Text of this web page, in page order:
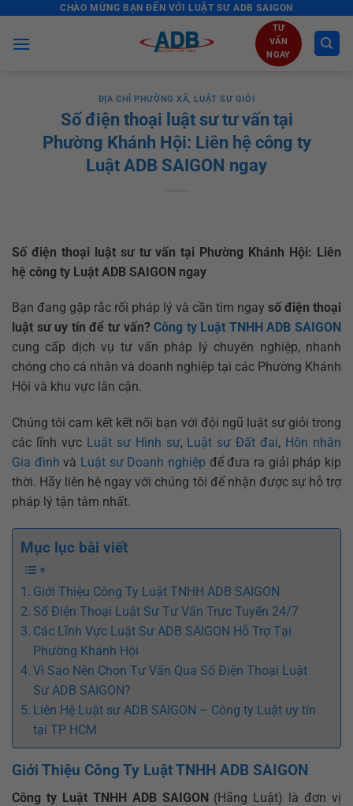
content
CHÀO MỪNG BẠN ĐẾN VỚI LUẬT SƯ ADB SAIGON
TƯ
VẤN
NGAY
ĐỊA CHỈ PHƯỜNG XÃ, LUẬT SƯ GIỎI
Số điện thoại luật sư tư vấn tại
Phường Khánh Hội: Liên hệ công ty
Luật ADB SAIGON ngay
Số điện thoại luật sư tư vấn tại Phường Khánh Hội: Liên
hệ công ty Luật ADB SAIGON ngay
Bạn đang gặp rắc rối pháp lý và cần tìm ngay số điện thoại
luật sư uy tín để tư vấn? Công ty Luật TNHH ADB SAIGON
cung cấp dịch vụ tư vấn pháp lý chuyên nghiệp, nhanh
chóng cho cá nhân và doanh nghiệp tại các Phường Khánh
Hội và khu vực lân cận.
Chúng tôi cam kết kết nối bạn với đội ngũ luật sư giỏi trong
các lĩnh vực Luật sư Hình sự, Luật sư Đất đai, Hôn nhân
Gia đình và Luật sư Doanh nghiệp để đưa ra giải pháp kịp
thời. Hãy liên hệ ngay với chúng tôi để nhận được sự hỗ trợ
pháp lý tận tâm nhất.
Mục lục bài viết
Giới Thiệu Công Ty Luật TNHH ADB SAIGON
Số Điện Thoại Luật Sư Tư Vấn Trực Tuyến 24/7
Các Lĩnh Vực Luật Sư ADB SAIGON Hỗ Trợ Tại
Phường Khánh Hội
Vì Sao Nên Chọn Tư Vấn Qua Số Điện Thoại Luật
Sư ADB SAIGON?
Liên Hệ Luật sư ADB SAIGON – Công ty Luật uy tín
tại TP HCM
Giới Thiệu Công Ty Luật TNHH ADB SAIGON
Công ty Luật TNHH ADB SAIGON (Hãng Luật) là đơn vị